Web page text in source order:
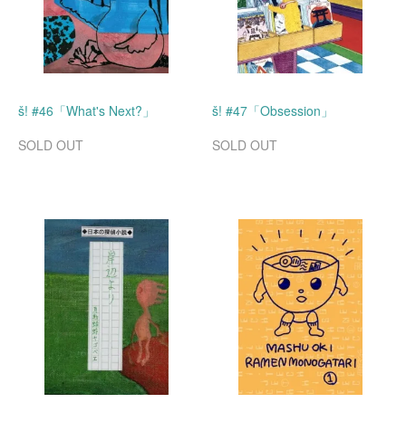
š! #46「What's Next?」
SOLD OUT
š! #47「Obsession」
SOLD OUT